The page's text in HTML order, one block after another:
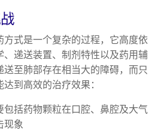
方式是一个复杂的过程，它高度依
、递送装置、制剂特性以及药用辅
至肺部存在相当大的障碍，而只
到高效的治疗效果：
包括药物颗粒在口腔、鼻腔及大气
现象